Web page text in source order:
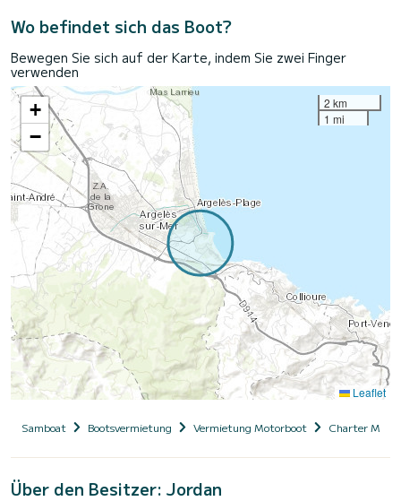
Wo befindet sich das Boot?
Bewegen Sie sich auf der Karte, indem Sie zwei Finger
verwenden
+
−
2 km
1 mi
Leaflet
Samboat Bootsvermietung Vermietung Motorboot Charter
Über den Besitzer: Jordan